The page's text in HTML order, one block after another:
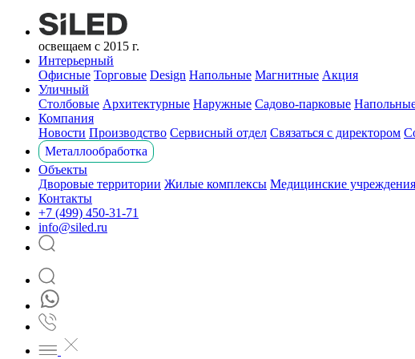
освещаем с 2015 г.
Интерьерный
Офисные Торговые Design Напольные Магнитные Акция
Уличный
Столбовые Архитектурные Наружные Садово-парковые
Компания
Новости Производство Сервисный отдел Связаться с директором
Металлообработка
Объекты
Дворовые территории Жилые комплексы Медицинские учреждения
Контакты
+7 (499) 450-31-71
info@siled.ru